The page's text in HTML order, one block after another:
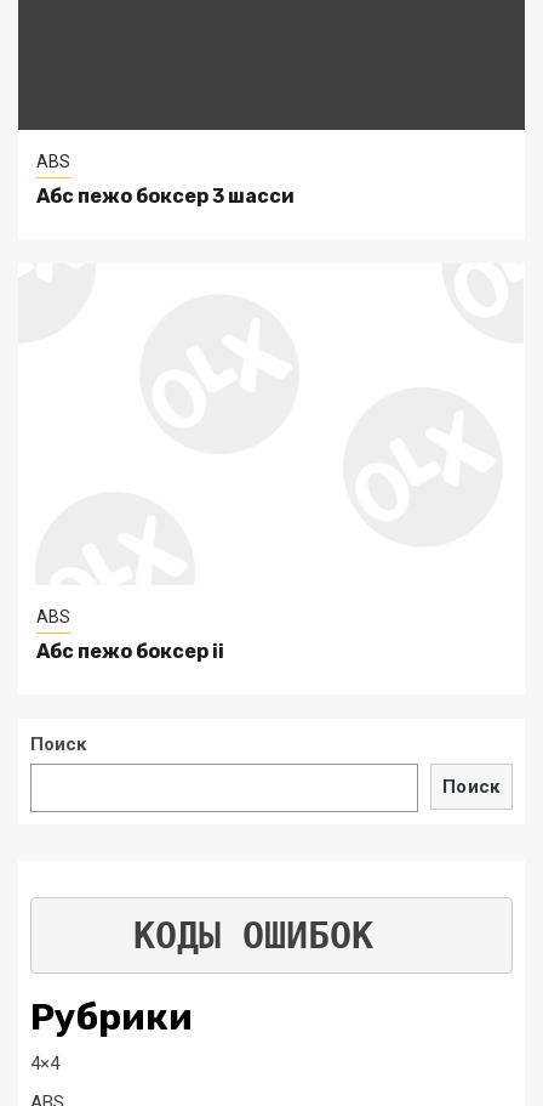
ABS
Абс пежо боксер 3 шасси
ABS
Абс пежо боксер ii
Поиск
Поиск
КОДЫ ОШИБОК
Рубрики
4×4